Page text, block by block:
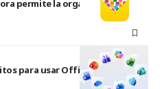
permite la organización
para usar Office en macOS y